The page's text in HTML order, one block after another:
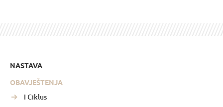
NASTAVA
OBAVJEŠTENJA
I Ciklus